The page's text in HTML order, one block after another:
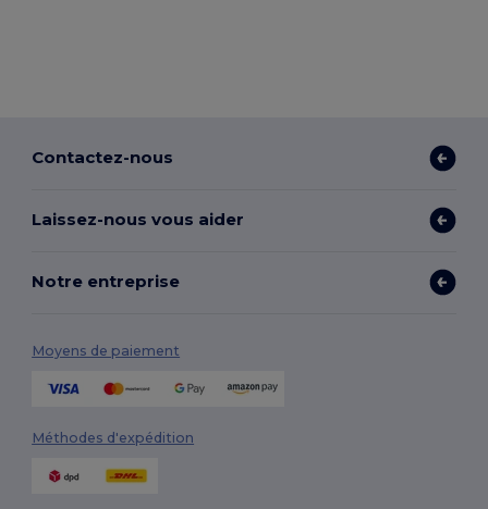
Contactez-nous
Laissez-nous vous aider
Notre entreprise
Moyens de paiement
Méthodes d'expédition